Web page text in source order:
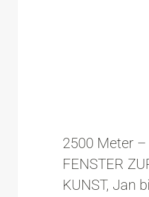
2500 Meter –
FENSTER
KUNST, Jan